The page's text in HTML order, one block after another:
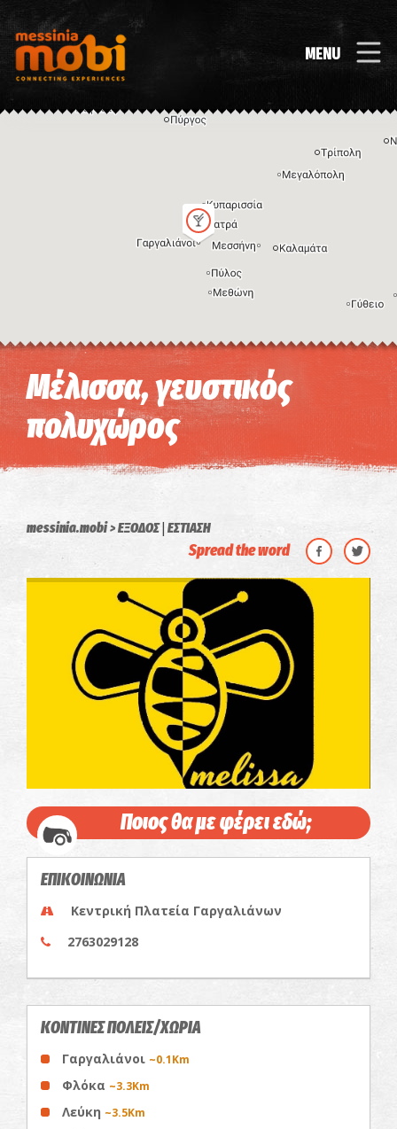
MENU
Η εικόνα ενδέχεται να υπόκειται σε πνευματικά δικαιώματα Όροι
Μέλισσα, γευστικός
πολυχώρος
messinia.mobi ΕΞΟΔΟΣ| ΕΣΤΙΑΣΗ
Spread the word
Ποιος θα με φέρει εδώ;
ΕΠΙΚΟΙΝΩΝΙΑ
Κεντρική Πλατεία Γαργαλιάνων
2763029128
ΚΟΝΤΙΝΕΣ ΠΟΛΕΙΣ/ΧΩΡΙΑ
Γαργαλιάνοι ~0.1Km
Φλόκα ~3.3Km
Λεύκη ~3.5Km